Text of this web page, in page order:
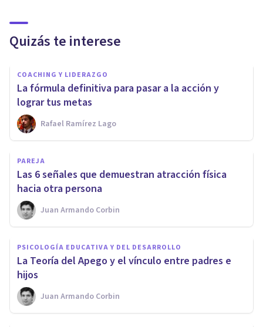
Quizás te interese
COACHING Y LIDERAZGO
​La fórmula definitiva para pasar a la acción y
lograr tus metas
Rafael Ramírez Lago
PAREJA
Las 6 señales que demuestran atracción física
hacia otra persona
Juan Armando Corbin
PSICOLOGÍA EDUCATIVA Y DEL DESARROLLO
La Teoría del Apego y el vínculo entre padres e
hijos
Juan Armando Corbin